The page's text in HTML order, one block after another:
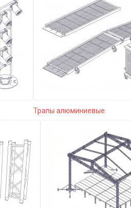
Трапы алюминиевые